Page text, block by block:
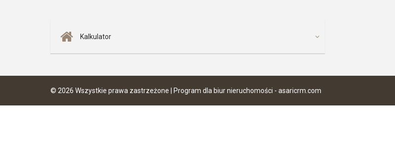
Kalkulator
© 2026 Wszystkie prawa zastrzeżone | Program dla biur nieruchomości - asaricrm.com